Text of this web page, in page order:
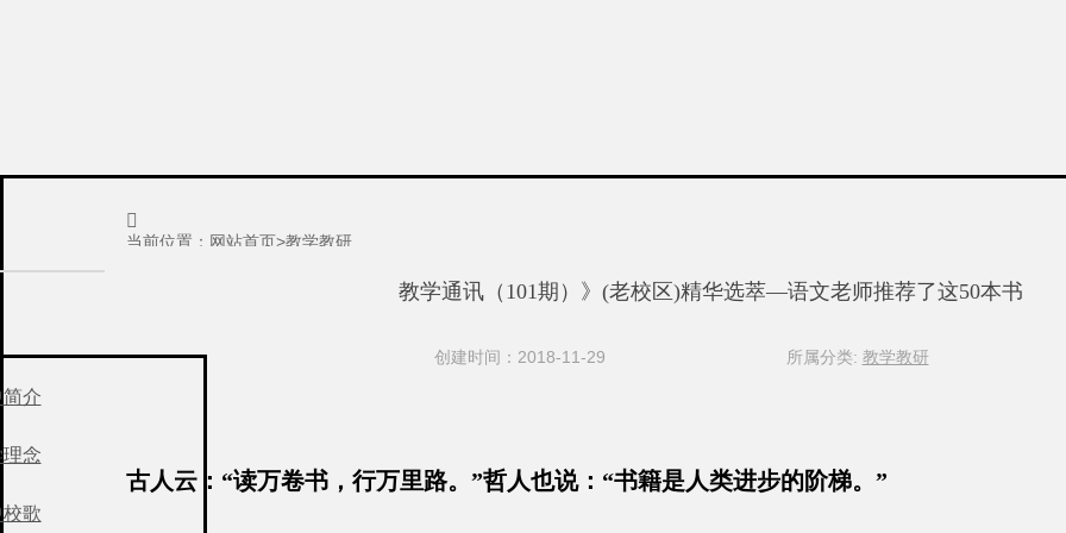
教学通讯（101期）》(老校区)精华选萃—语文老师推荐了这50本书
创建时间：2018-11-29 所属分类: 教学教研
古人云：“读万卷书，行万里路。”哲人也说：“书籍是人类进步的阶梯。”

当前位置： 网站首页>教学教研
介
念
歌